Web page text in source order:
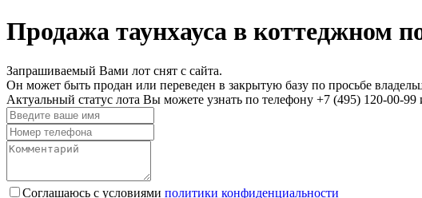
Продажа таунхауса в коттеджном
Запрашиваемый Вами лот снят с сайта.
Он может быть продан или переведен в закрытую базу по просьбе
Актуальный статус лота Вы можете узнать по телефону +7 (495) 120-00-99
Соглашаюсь с условиями политики конфиденциальности